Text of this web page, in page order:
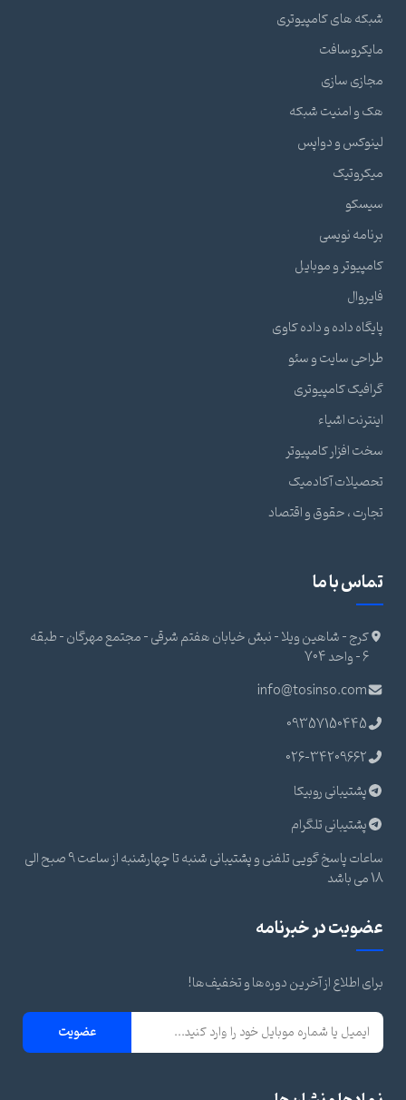
شبکه های کامپیوتری
مایکروسافت
مجازی سازی
هک و امنیت شبکه
لینوکس و دواپس
میکروتیک
سیسکو
برنامه نویسی
کامپیوتر و موبایل
فایروال
پایگاه داده و داده کاوی
طراحی سایت و سئو
گرافیک کامپیوتری
اینترنت اشیاء
سخت افزار کامپیوتر
تحصیلات آکادمیک
تجارت ، حقوق و اقتصاد
تماس با ما
کرج - شاهین ویلا - نبش خیابان هفتم شرقی - مجتمع مهرگان - طبقه
6 - واحد 704
info@tosinso.com
09357150445
026-34209662
پشتیبانی روبیکا
پشتیبانی تلگرام
ساعات پاسخ گویی تلفنی و پشتیبانی شنبه تا چهارشنبه از ساعت 9 صبح الی
18 می باشد
عضویت در خبرنامه
برای اطلاع از آخرین دوره‌ها و تخفیف‌ها!
عضویت